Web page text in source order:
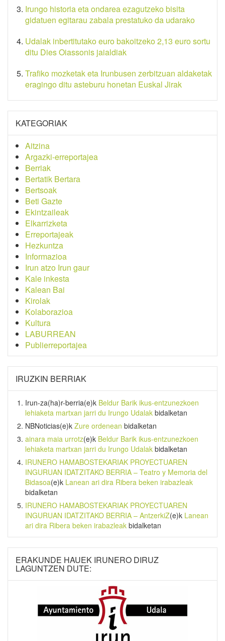
Irungo historia eta ondarea ezagutzeko bisita
gidatuen egitarau zabala prestatuko da udarako
Udalak inbertitutako euro bakoitzeko 2,13 euro sortu
ditu Dies Oiassonis jaialdiak
Trafiko mozketak eta Irunbusen zerbitzuan aldaketak
eragingo ditu asteburu honetan Euskal Jirak
KATEGORIAK
Aitzina
Argazki-erreportajea
Berriak
Bertatik Bertara
Bertsoak
Beti Gazte
Ekintzaileak
Elkarrizketa
Erreportajeak
Hezkuntza
Informazioa
Irun atzo Irun gaur
Kale inkesta
Kalean Bai
Kirolak
Kolaborazioa
Kultura
LABURREAN
Publierreportajea
IRUZKIN BERRIAK
Irun-za(ha)r-berria(e)k Beldur Barik ikus-entzunezkoen
lehiaketa martxan jarri du Irungo Udalak bidalketan
NBNoticias(e)k Zure ordenean bidalketan
ainara maia urrotz(e)k Beldur Barik ikus-entzunezkoen
lehiaketa martxan jarri du Irungo Udalak bidalketan
IRUNERO HAMABOSTEKARIAK PROYECTUAREN
INGURUAN IDATZITAKO BERRIA – Teatro y Memoria del
Bidasoa(e)k Lanean ari dira Ribera beken irabazleak
bidalketan
IRUNERO HAMABOSTEKARIAK PROYECTUAREN
INGURUAN IDATZITAKO BERRIA – AntzerkiZ(e)k Lanean
ari dira Ribera beken irabazleak bidalketan
ERAKUNDE HAUEK IRUNERO DIRUZ
LAGUNTZEN DUTE: